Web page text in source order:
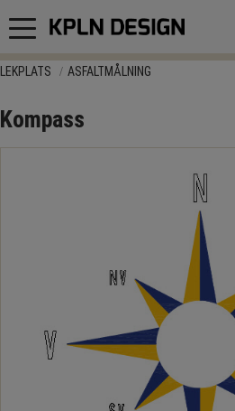
Meny
LEKPLATS ASFALTMÅLNING
Kompass